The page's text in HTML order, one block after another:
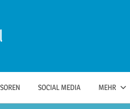
SOCIAL MEDIA MEHR